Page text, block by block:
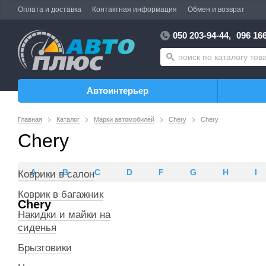
Оплата и доставка Контактная информация Обмен и возврат
050 203-94-44, 096
Автоинтерьер
Главная Каталог Марки автомобилей Chery Chery
Chery
A B C D F G H I
Chery
Коврики в салон
Коврик в багажник
Накидки и майки на
сиденья
Брызговики